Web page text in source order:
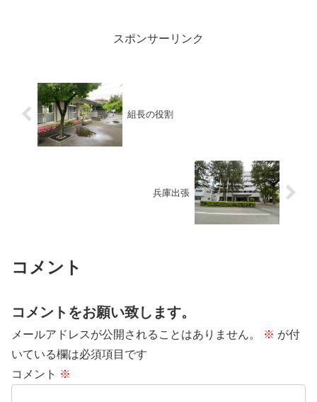
スポンサーリンク
組長の役割
兵庫出張
コメント
コメントをお願い致します。
メールアドレスが公開されることはありません。 ※ が付
いている欄は必須項目です
コメント ※